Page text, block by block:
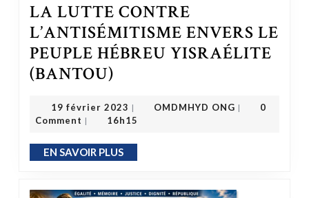
LA LUTTE CONTRE
L’ANTISÉMITISME ENVERS LE
PEUPLE HÉBREU YISRAÉLITE
(BANTOU)
19 février 2023 19 février 2023
| OMDMHYD ONG |
0
Comment | 16h15
EN SAVOIR PLUSEN SAVOIR PLUS